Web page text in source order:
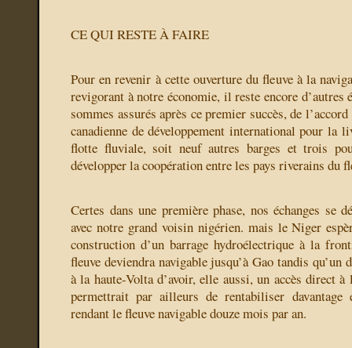
CE QUI RESTE À FAIRE
Pour en revenir à cette ouverture du fleuve à la
revigorant à notre économie, il reste encore d’autres
sommes assurés après ce premier succès, de
canadienne de développement international pour la
flotte fluviale, soit neuf autres barges et trois
développer la coopération entre les pays riverains du
Certes dans une première phase, nos échanges se
avec notre grand voisin nigérien. mais le Niger
construction d’un barrage hydroélectrique à la
fleuve deviendra navigable jusqu’à Gao tandis qu’un
à la haute-Volta d’avoir, elle aussi, un accès direct
permettrait par ailleurs de rentabiliser davantage
rendant le fleuve navigable douze mois par an.